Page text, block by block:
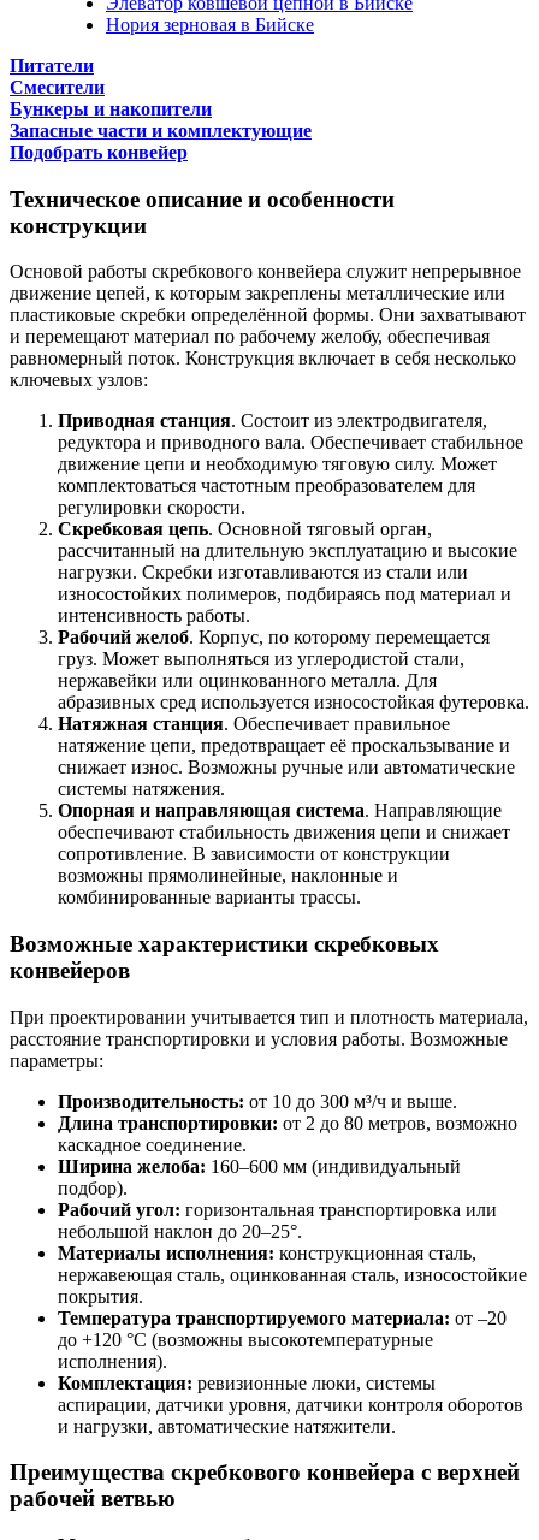
Нория зерновая в Бийске
Питатели
Смесители
Бункеры и накопители
Запасные части и комплектующие
Подобрать конвейер
Техническое описание и особенности
конструкции
Основой работы скребкового конвейера служит непрерывное
движение цепей, к которым закреплены металлические или
пластиковые скребки определённой формы. Они захватывают
и перемещают материал по рабочему желобу, обеспечивая
равномерный поток. Конструкция включает в себя несколько
ключевых узлов:
Приводная станция. Состоит из электродвигателя,
редуктора и приводного вала. Обеспечивает стабильное
движение цепи и необходимую тяговую силу. Может
комплектоваться частотным преобразователем для
регулировки скорости.
Скребковая цепь. Основной тяговый орган,
рассчитанный на длительную эксплуатацию и высокие
нагрузки. Скребки изготавливаются из стали или
износостойких полимеров, подбираясь под материал и
интенсивность работы.
Рабочий желоб. Корпус, по которому перемещается
груз. Может выполняться из углеродистой стали,
нержавейки или оцинкованного металла. Для
абразивных сред используется износостойкая футеровка.
Натяжная станция. Обеспечивает правильное
натяжение цепи, предотвращает её проскальзывание и
снижает износ. Возможны ручные или автоматические
системы натяжения.
Опорная и направляющая система. Направляющие
обеспечивают стабильность движения цепи и снижает
сопротивление. В зависимости от конструкции
возможны прямолинейные, наклонные и
комбинированные варианты трассы.
Возможные характеристики скребковых
конвейеров
При проектировании учитывается тип и плотность материала,
расстояние транспортировки и условия работы. Возможные
параметры:
Производительность: от 10 до 300 м³/ч и выше.
Длина транспортировки: от 2 до 80 метров, возможно
каскадное соединение.
Ширина желоба: 160–600 мм (индивидуальный
подбор).
Рабочий угол: горизонтальная транспортировка или
небольшой наклон до 20–25°.
Материалы исполнения: конструкционная сталь,
нержавеющая сталь, оцинкованная сталь, износостойкие
покрытия.
Температура транспортируемого материала: от –20
до +120 °C (возможны высокотемпературные
исполнения).
Комплектация: ревизионные люки, системы
аспирации, датчики уровня, датчики контроля оборотов
и нагрузки, автоматические натяжители.
Преимущества скребкового конвейера с верхней
рабочей ветвью